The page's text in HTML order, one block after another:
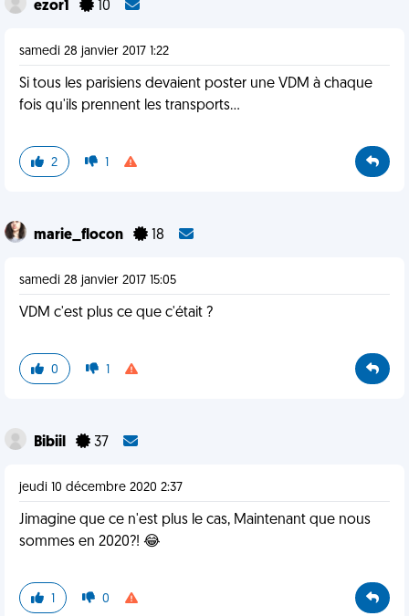
ezor1 10
samedi 28 janvier 2017 1:22
Si tous les parisiens devaient poster une VDM à chaque
fois qu'ils prennent les transports…
2 1
marie_flocon 18
samedi 28 janvier 2017 15:05
VDM c'est plus ce que c'était ?
0 1
Bibiil 37
jeudi 10 décembre 2020 2:37
Jimagine que ce n'est plus le cas, Maintenant que nous
sommes en 2020?! 😂
1 0